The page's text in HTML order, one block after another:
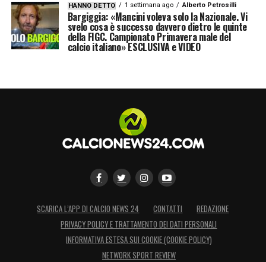
HANNO DETTO 1 settimana ago Alberto Petrosilli
Bargiggia: «Mancini voleva solo la Nazionale. Vi
svelo cosa è successo davvero dietro le quinte
della FIGC. Campionato Primavera male del
calcio italiano» ESCLUSIVA e VIDEO
SCARICA L’APP DI CALCIO NEWS 24 CONTATTI
REDAZIONE
PRIVACY POLICY E TRATTAMENTO DEI DATI PERSONALI
INFORMATIVA ESTESA SUI COOKIE (COOKIE POLICY)
NETWORK SPORT REVIEW